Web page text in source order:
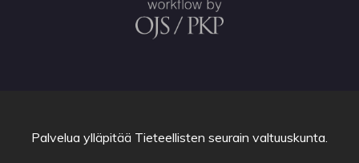
Palvelua ylläpitää Tieteellisten seurain valtuuskunta.